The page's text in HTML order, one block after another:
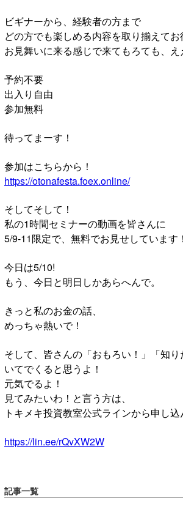
ビギナーから、経験者の方まで
どの方でも楽しめる内容を取り揃えてお
お見舞いに来る感じで来てもろても、え
予約不要
出入り自由
参加無料
待ってまーす！
参加はこちらから！
https://otonafesta.foex.online/
そしてそして！
私の1時間セミナーの動画を皆さんに
5/9-11限定で、無料でお見せしています！
今日は5/10!
もう、今日と明日しかあらへんで。
きっと私のお金の話、
めっちゃ熱いで！
そして、皆さんの「おもろい！」「知
いてでくると思うよ！
元気でるよ！
見てみたいわ！と言う方は、
トキメキ投資教室公式ラインから申し込
https://lin.ee/rQvXW2W
記事一覧